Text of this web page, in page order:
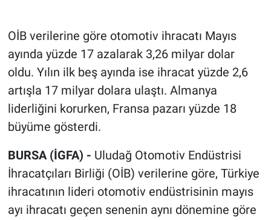
OİB verilerine göre otomotiv ihracatı Mayıs
ayında yüzde 17 azalarak 3,26 milyar dolar
oldu. Yılın ilk beş ayında ise ihracat yüzde 2,6
artışla 17 milyar dolara ulaştı. Almanya
liderliğini korurken, Fransa pazarı yüzde 18
büyüme gösterdi.
BURSA (İGFA) - Uludağ Otomotiv Endüstrisi
İhracatçıları Birliği (OİB) verilerine göre, Türkiye
ihracatının lideri otomotiv endüstrisinin mayıs
ayı ihracatı geçen senenin aynı dönemine göre